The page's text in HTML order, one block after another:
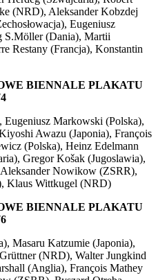
(NRD), Aleksander Kobzdej
Eugeniusz
S.Möller (Dania), Martii
Restany (Francja), Konstantin
BIENNALE PLAKATU
Eugeniusz Markowski (Polska),
Awazu (Japonia), François
(Polska), Heinz Edelmann
Gregor Košak (Jugoslawia),
Nowikow (ZSRR),
Klaus Wittkugel (NRD)
BIENNALE PLAKATU
Masaru Katzumie (Japonia),
(NRD), Walter Jungkind
(Anglia), François Mathey